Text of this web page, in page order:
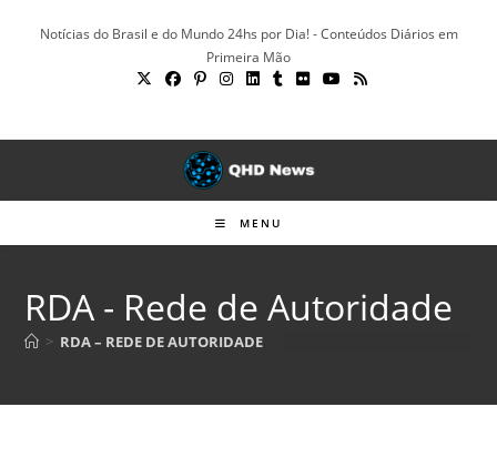
Notícias do Brasil e do Mundo 24hs por Dia! - Conteúdos Diários em
Primeira Mão
MENU
RDA - Rede de Autoridade
> RDA – REDE DE AUTORIDADE